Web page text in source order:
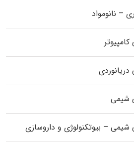
– نانومواد
شیمی
– بیوتکنولوژی و داروسازی